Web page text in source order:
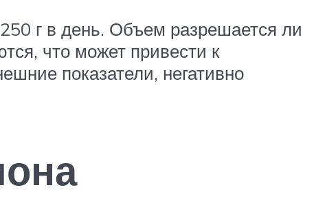
г в день. Объем разрешается ли
что может привести к
показатели, негативно